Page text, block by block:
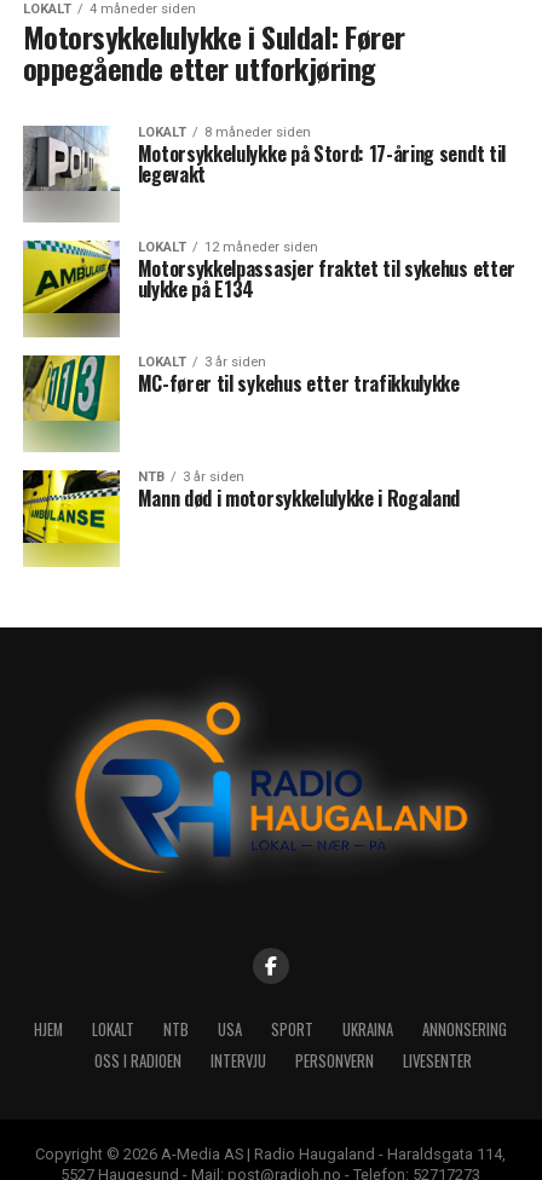
LOKALT 4 måneder siden
Motorsykkelulykke i Suldal: Fører
oppegående etter utforkjøring
LOKALT 8 måneder siden
Motorsykkelulykke på Stord: 17-åring sendt til
legevakt
LOKALT 12 måneder siden
Motorsykkelpassasjer fraktet til sykehus etter
ulykke på E134
LOKALT 3 år siden
MC-fører til sykehus etter trafikkulykke
NTB 3 år siden
Mann død i motorsykkelulykke i Rogaland
HJEM LOKALT NTB USA SPORT UKRAINA
ANNONSERING
OSS I RADIOEN
INTERVJU PERSONVERN LIVESENTER
Copyright © 2026 A-Media AS | Radio Haugaland - Haraldsgata 114,
5527 Haugesund - Mail: post@radioh.no - Telefon: 52717273